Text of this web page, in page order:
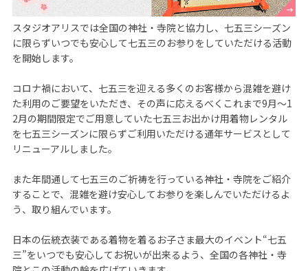
スタジオアリスでは全国の神社・寺院と協力し、七五三シーズン
に限らずいつでも安心して七五三のお参りをしていただける活動
を開始します。
コロナ禍において、七五三を迎える多くのお客様から混雑を避け
た利用のご要望をいただき、その声に応えるべくこれまで9月～1
2月の期間限定でご用意していた七五三お出かけ用着物レンタル
を七五三シーズンに限らずご利用いただける通年サービスとして
リニューアルしました。
また年間通して七五三のご祈祷を行っている神社・寺院をご紹介
することで、混雑を避け安心してお参りを楽しんでいただけるよ
う、取り組んでいます。
日本の伝統衣装である着物を着るお子さま最大のイベント“七五
三”をいつでも安心してお祝いが出来るよう、全国の各神社・寺